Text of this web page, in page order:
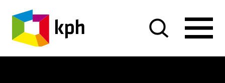
PRZEJDŹ DO TREŚCI